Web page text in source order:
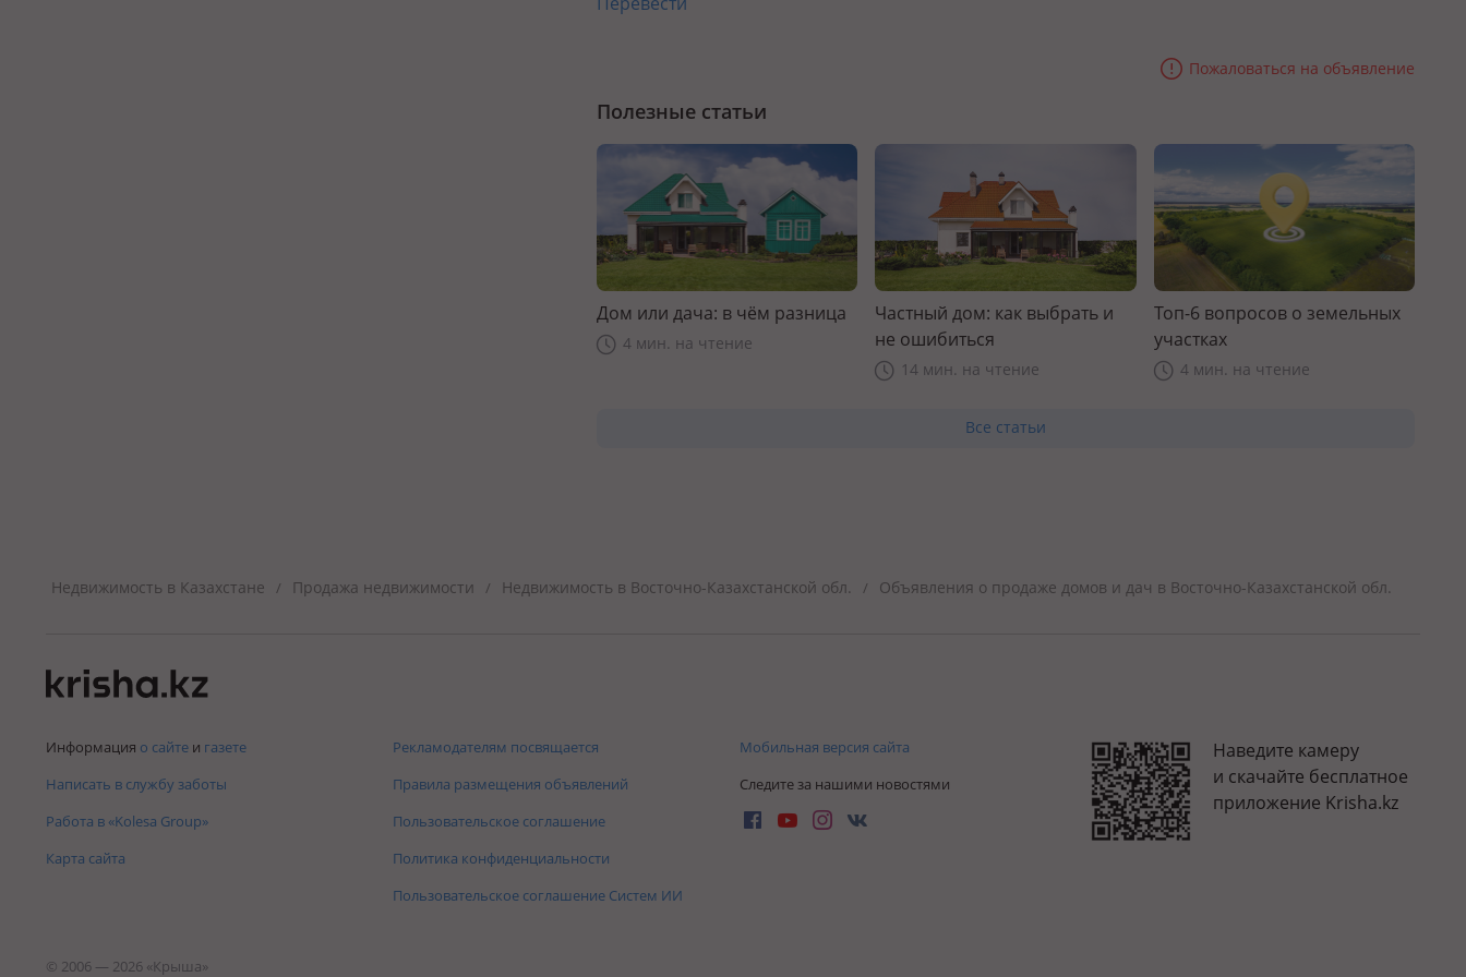
Пожаловаться на объявление
Полезные статьи
Дом или дача: в чём разница
4 мин. на чтение
Частный дом: как выбрать и
не ошибиться
14 мин. на чтение
Топ-6 вопросов о земельных
участках
4 мин. на чтение
Все статьи
Недвижимость в Казахстане / Продажа недвижимости / Недвижимость в Восточно-Казахстанской обл. / Объявления о продаже домов и дач в Восточно-Казахстанской обл.
Информация о сайте и газете
Написать в службу заботы
Работа в «Kolesa Group»
Карта сайта
Рекламодателям посвящается
Правила размещения объявлений
Пользовательское соглашение
Политика конфиденциальности
Пользовательское соглашение Систем ИИ
Мобильная версия сайта
Следите за нашими новостями
Наведите камеру
и скачайте бесплатное
приложение Krisha.kz
© 2006 — 2026 «Крыша»